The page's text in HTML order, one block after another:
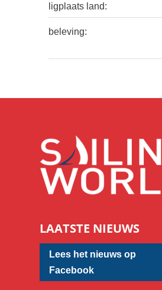
ligplaats land:
beleving:
LAATSTE NIEUWS
Lees het nieuws op
Facebook